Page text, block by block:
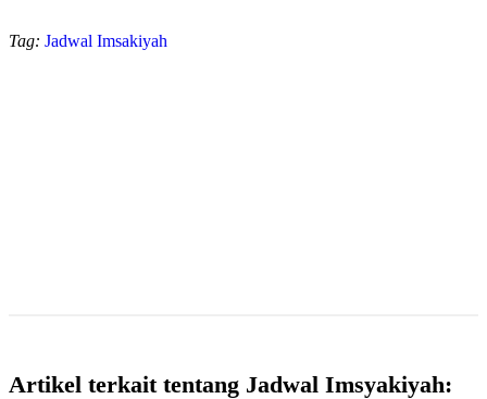
Tag: Jadwal Imsakiyah
Artikel terkait tentang Jadwal Imsyakiyah: